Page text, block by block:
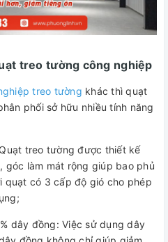
treo tường công nghiệp
treo tường khác thì quạt
phối sở hữu nhiều tính năng
treo tường được thiết kế
góc làm mát rộng giúp bao phủ
quạt có 3 cấp độ gió cho phép
đồng: Việc sử dụng dây